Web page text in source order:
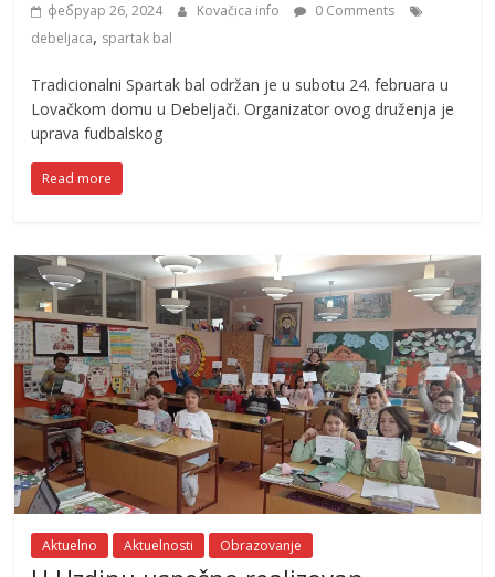
фебруар 26, 2024 Kovačica info
0 Comments
debeljaca, spartak bal
Tradicionalni Spartak bal održan je u subotu 24. februara u
Lovačkom domu u Debeljači. Organizator ovog druženja je
uprava fudbalskog
Read more
Aktuelno Aktuelnosti Obrazovanje